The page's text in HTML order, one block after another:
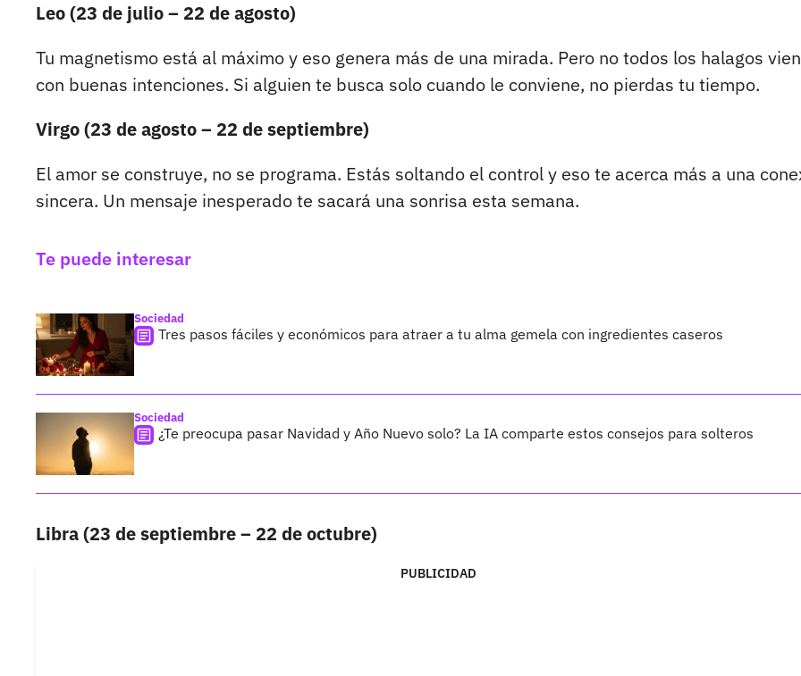
Leo (23 de julio – 22 de agosto)
Tu magnetismo está al máximo y eso genera más de una mirada. Pero no todos los halagos
con buenas intenciones. Si alguien te busca solo cuando le conviene, no pierdas tu tiempo.
Virgo (23 de agosto – 22 de septiembre)
El amor se construye, no se programa. Estás soltando el control y eso te acerca más a una
sincera. Un mensaje inesperado te sacará una sonrisa esta semana.
Te puede interesar
Sociedad
Tres pasos fáciles y económicos para atraer a tu alma gemela con ingredientes caseros
Sociedad
¿Te preocupa pasar Navidad y Año Nuevo solo? La IA comparte estos consejos para solteros
Libra (23 de septiembre – 22 de octubre)
PUBLICIDAD